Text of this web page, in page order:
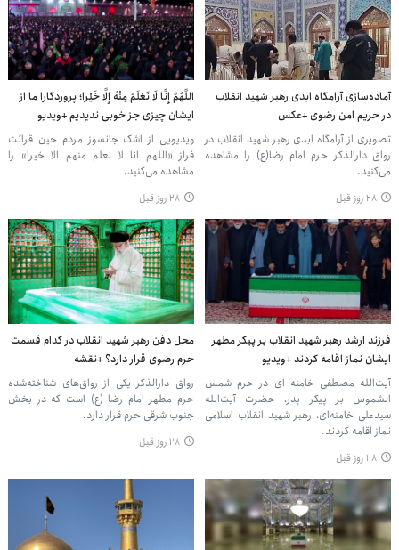
آماده‌سازی آرامگاه ابدی رهبر شهید انقلاب
در حریم امن رضوی +عکس
تصویری از آرامگاه ابدی رهبر شهید انقلاب در
رواق دارالذکر حرم امام رضا(ع) را مشاهده
می‌کنید.
۲۸ روز قبل
اللَّهُمَّ إِنَّا لَا نَعْلَمُ مِنْهُ إِلَّا خَیْرا؛ پروردگارا ما از
ایشان چیزی جز خوبی ندیدیم +ویدیو
ویدیویی از اشک جانسوز مردم حین قرائت
فراز «اللهم انا لا نعلم منهم الا خیرا» را
مشاهده می‌کنید.
۲۸ روز قبل
فرزند ارشد رهبر شهید انقلاب بر پیکر مطهر
ایشان نماز اقامه کردند +ویدیو
آیت‌الله مصطفی خامنه ای در حرم شمس
الشموس بر پیکر پدر، حضرت آیت‌الله
سیدعلی خامنه‌ای، رهبر شهید انقلاب اسلامی
نماز اقامه کردند.
۲۸ روز قبل
محل دفن رهبر شهید انقلاب در کدام قسمت
حرم رضوی قرار دارد؟ +نقشه
رواق دارالذکر یکی از رواق‌های شناخته‌شده
حرم مطهر امام رضا (ع) است که در بخش
جنوب شرقی حرم قرار دارد.
۲۸ روز قبل